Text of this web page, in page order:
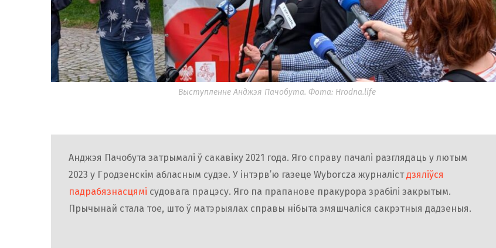
Выступленне Анджэя Пачобута. Фота: Hrodna.life
Анджэя Пачобута затрымалі ў сакавіку 2021 года. Яго справу пачалі разглядаць у лютым
2023 у Гродзенскім абласным судзе. У інтэрв’ю газеце Wyborcza журналістдзяліўся
падрабязнасцямі судовага працэсу. Яго па прапанове пракурора зрабілі закрытым.
Прычынай стала тое, што ў матэрыялах справы нібыта змяшчаліся сакрэтныя дадзеныя.